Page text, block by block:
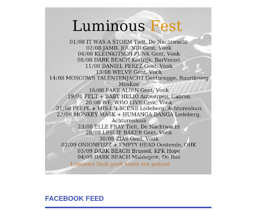
FACEBOOK FEED